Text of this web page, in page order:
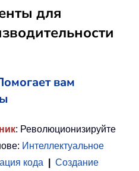
для
вам
: Революционизируйте
Интеллектуальное
кода
Создание